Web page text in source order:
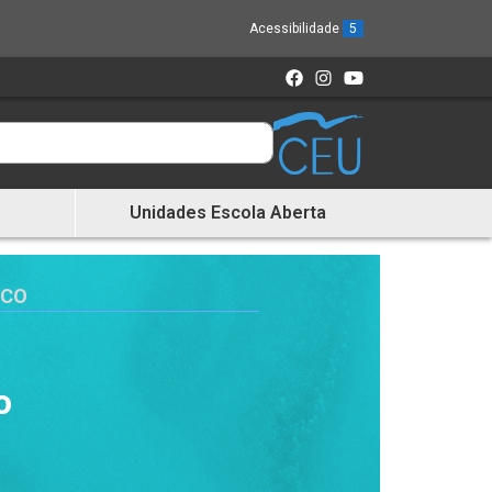
Acessibilidade 5
Unidades Escola Aberta